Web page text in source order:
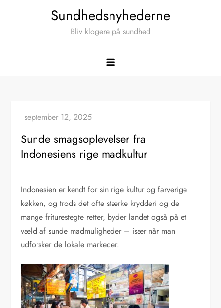
Sundhedsnyhederne
Bliv klogere på sundhed
Sunde smagsoplevelser fra
Indonesiens rige madkultur
Indonesien er kendt for sin rige kultur og farverige
køkken, og trods det ofte stærke krydderi og de
mange friturestegte retter, byder landet også på et
væld af sunde madmuligheder – især når man
udforsker de lokale markeder.